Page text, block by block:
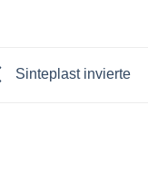
Sinteplast invierte